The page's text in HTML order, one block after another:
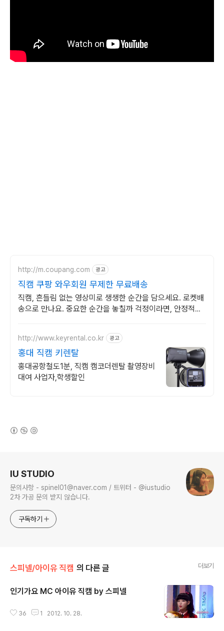
http://m.coupang.com 광고
직캠 쿠팡 와우회원 무제한 무료배송
직캠, 흔들림 없는 영상미로 생생한 순간을 담으세요. 로켓배
송으로 만나요. 중요한 순간을 놓칠까 걱정이라면, 안정적인
http://www.keyrental.co.kr 광고
홍대 직캠 키렌탈
홍대공항철도1분, 직캠 캠코더렌탈 촬영장비
대여 사업자,학생할인
IU STUDIO
문의사항 - spinel01@naver.com / 트위터 - @iustudio
2차 가공 문의 받지 않습니다.
구독하기
스피넬/아이유 직캠 의 다른 글 더보기
인기가요 MC 아이유 직캠 by 스피넬
36 1 2012. 10. 28.